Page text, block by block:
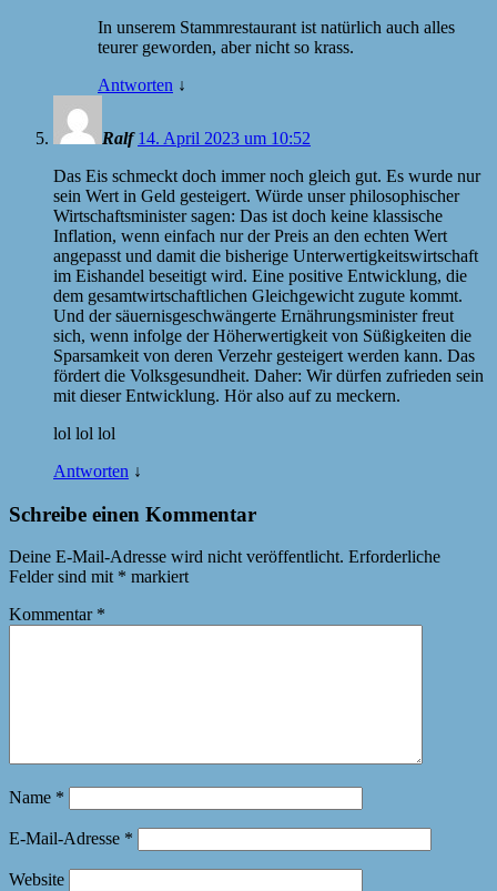
In unserem Stammrestaurant ist natürlich auch alles
teurer geworden, aber nicht so krass.
Antworten ↓
Ralf 14. April 2023 um 10:52
Das Eis schmeckt doch immer noch gleich gut. Es wurde nur
sein Wert in Geld gesteigert. Würde unser philosophischer
Wirtschaftsminister sagen: Das ist doch keine klassische
Inflation, wenn einfach nur der Preis an den echten Wert
angepasst und damit die bisherige Unterwertigkeitswirtschaft
im Eishandel beseitigt wird. Eine positive Entwicklung, die
dem gesamtwirtschaftlichen Gleichgewicht zugute kommt.
Und der säuernisgeschwängerte Ernährungsminister freut
sich, wenn infolge der Höherwertigkeit von Süßigkeiten die
Sparsamkeit von deren Verzehr gesteigert werden kann. Das
fördert die Volksgesundheit. Daher: Wir dürfen zufrieden sein
mit dieser Entwicklung. Hör also auf zu meckern.
lol lol lol
Antworten ↓
Schreibe einen Kommentar
Deine E-Mail-Adresse wird nicht veröffentlicht. Erforderliche
Felder sind mit * markiert
Kommentar *
Name *
E-Mail-Adresse *
Website